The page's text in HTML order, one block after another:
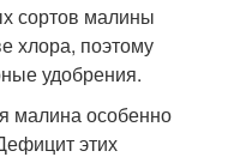
сортов малины
хлора, поэтому
удобрения.
малина особенно
этих